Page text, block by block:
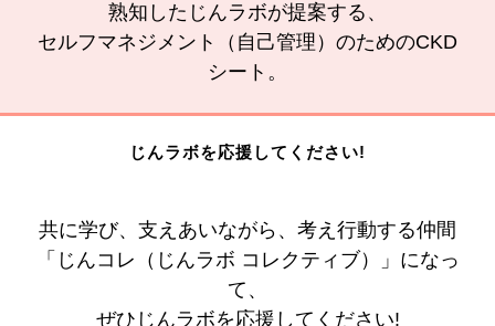
熟知したじんラボが提案する、
セルフマネジメント（自己管理）のためのCKD
シート。
じんラボを応援してください!
共に学び、支えあいながら、考え行動する仲間
「じんコレ（じんラボ コレクティブ）」になっ
て、
ぜひじんラボを応援してください!